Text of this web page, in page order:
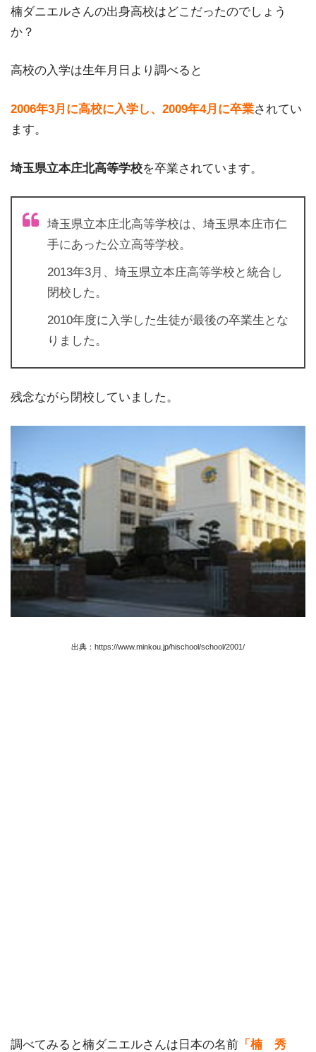
楠ダニエルさんの出身高校はどこだったのでしょう
か？
高校の入学は生年月日より調べると
2006年3月に高校に入学し、2009年4月に卒業されてい
ます。
埼玉県立本庄北高等学校を卒業されています。
埼玉県立本庄北高等学校は、埼玉県本庄市仁
手にあった公立高等学校。
2013年3月、埼玉県立本庄高等学校と統合し
閉校した。
2010年度に入学した生徒が最後の卒業生とな
りました。
残念ながら閉校していました。
出典：https://www.minkou.jp/hischool/school/2001/
調べてみると楠ダニエルさんは日本の名前 「楠 秀